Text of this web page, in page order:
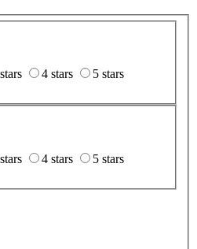
4 stars
5 stars
4 stars
5 stars